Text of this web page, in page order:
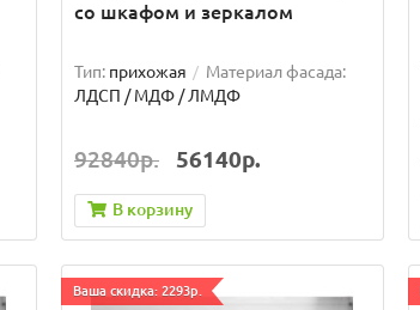
со шкафом и зеркалом
Тип: прихожая
Материал фасада:
ЛДСП / МДФ / ЛМДФ
92840р. 56140р.
В корзину
Ваша скидка: 2293р.